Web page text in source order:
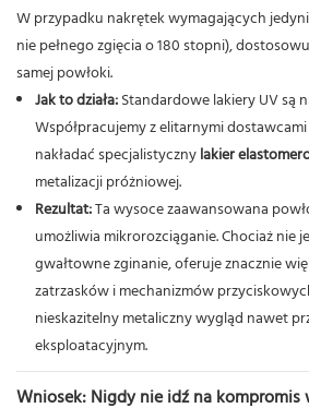
W przypadku nakrętek wymagających
nie pełnego zgięcia o 180 stopni),
samej powłoki.
Jak to działa:Standardowe lakiery UV są
Współpracujemy z elitarnymi
nakładać specjalistycznylakier
metalizacji próżniowej.
Rezultat:Ta wysoce zaawansowana
umożliwia mikrorozciąganie. Chociaż nie
gwałtowne zginanie, oferuje znacznie
zatrzasków i mechanizmów
nieskazitelny metaliczny wygląd nawet
eksploatacyjnym.
Wniosek: Nigdy nie idź na